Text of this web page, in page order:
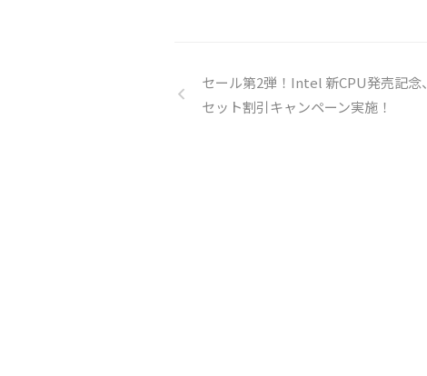
セール第2弾！Intel 新CPU発売記念、
セット割引キャンペーン実施！